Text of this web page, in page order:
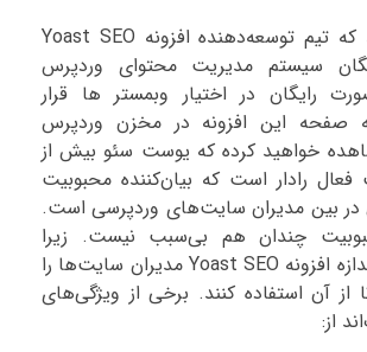
البته باید بدانید که تیم توسعه‌دهنده افزونه Yoast SEO
سیستم مدیریت محتوای وردپرس
رایگان در اختیار وبمستر ها قرار
صفحه این افزونه در مخزن وردپرس
خواهید کرده که یوست سئو بیش از
رادار است که بیان‌کننده محبوبیت
در بین مدیران سایت‌های وردپرسی است.
چندان هم بی‌سبب نیست. زیرا
توانایی‌های بی‌اندازه افزونه Yoast SEO مدیران سایت‌ها را
از آن استفاده کنند. برخی از ویژگی‌های
از: